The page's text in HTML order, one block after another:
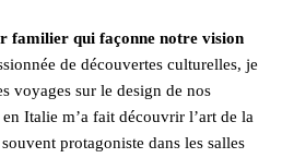
familier qui façonne notre vision
de découvertes culturelles, je
voyages sur le design de nos
Italie m’a fait découvrir l’art de la
protagoniste dans les salles